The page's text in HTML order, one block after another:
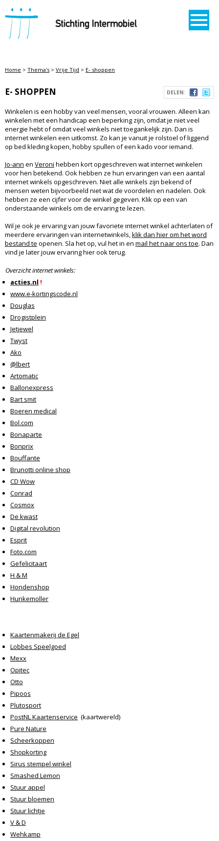
STICHTING INTERMOBIEL
Home > Thema's > Vrije Tijd > E- shoppen
DELEN:
E- SHOPPEN
Winkelen is een hobby van veel mensen, vooral vrouwen. Alleen kan
winkelen met een handicap een beperking zijn, omdat je niet veel
energie hebt of omdat veel winkels niet toegankelijk zijn. Dan is
internet winkelen een uitkomst. Zo kan je vanuit je rolstoel of liggend
op bed kleding kopen, hobby spullen of een kado voor iemand.
Jo-ann en Veroni hebben kort opgeschreven wat internet winkelen
voor hen betekend. Ook hebben ze hun ervaringen van een aantal
internet winkels opgeschreven. Niet alle winkels zijn bekend of
mensen weten bijvoorbeeld niet wat de voordelen en nadelen. Ook
hebben ze een cijfer voor de winkel gegeven. Klik op een van
onderstaande winkels om de ervaring te lezen.
Wil je ook je ervaring van jouw favoriete internet winkel achterlaten of
meerdere ervaringen van internetwinkels,klik dan hier om het word
bestand te openen. Sla het op, vul het in en mail het naar ons toe. Dan
vind je later jouw ervaring hier ook terug.
Overzicht internet winkels:
acties.nl !
www.e-kortingscode.nl
Douglas
Drogistplein
Jetjewel
Twyst
Ako
@lbert
Artomatic
Ballonexpress
Bart smit
Boeren medical
Bol.com
Bonaparte
Bonprix
Bouffante
Brunotti online shop
CD Wow
Conrad
Cosmox
De kwast
Digital revolution
Esprit
Foto.com
Gefelicitaart
H & M
Hondenshop
Hunkemoller
Kaartenmakerij de Egel
Lobbes Speelgoed
Mexx
Opitec
Otto
Pipoos
Plutosport
PostNL Kaartenservice (kaartwereld)
Pure Nature
Scheerkoppen
Shopkorting
Sirus stempel winkel
Smashed Lemon
Stuur appel
Stuur bloemen
Stuur lichtje
V & D
Wehkamp